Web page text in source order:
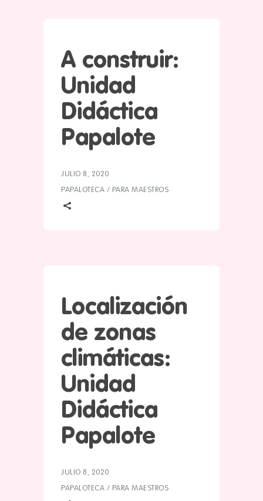
A construir:
Unidad
Didáctica
Papalote
JULIO 8, 2020
PAPALOTECA / PARA MAESTROS
Localización
de zonas
climáticas:
Unidad
Didáctica
Papalote
JULIO 8, 2020
PAPALOTECA / PARA MAESTROS